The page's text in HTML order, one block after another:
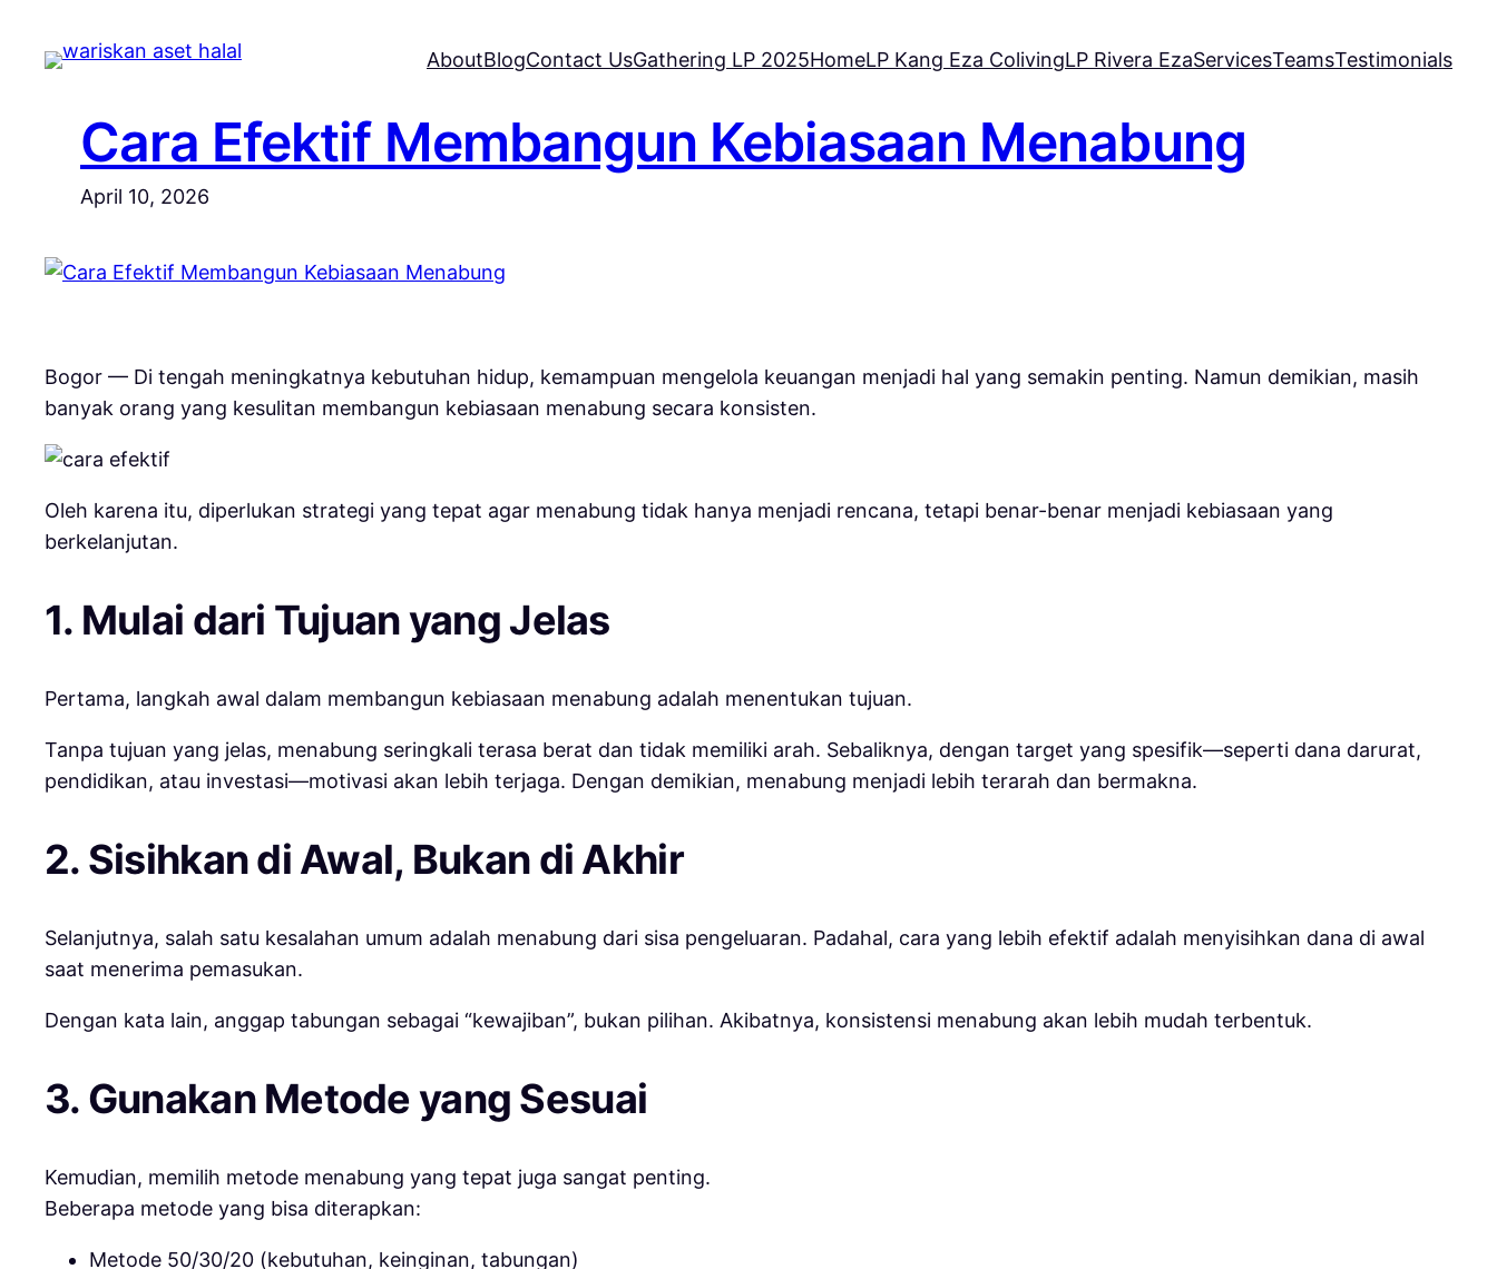
AboutBlogContact UsGathering LP 2025HomeLP Kang Eza ColivingLP Rivera EzaServicesTeamsTestimonials
Cara Efektif Membangun Kebiasaan Menabung
April 10, 2026
Bogor — Di tengah meningkatnya kebutuhan hidup, kemampuan mengelola keuangan menjadi hal yang semakin penting. Namun demikian, masih
banyak orang yang kesulitan membangun kebiasaan menabung secara konsisten.
Oleh karena itu, diperlukan strategi yang tepat agar menabung tidak hanya menjadi rencana, tetapi benar-benar menjadi kebiasaan yang
berkelanjutan.
1. Mulai dari Tujuan yang Jelas
Pertama, langkah awal dalam membangun kebiasaan menabung adalah menentukan tujuan.
Tanpa tujuan yang jelas, menabung seringkali terasa berat dan tidak memiliki arah. Sebaliknya, dengan target yang spesifik—seperti dana darurat,
pendidikan, atau investasi—motivasi akan lebih terjaga. Dengan demikian, menabung menjadi lebih terarah dan bermakna.
2. Sisihkan di Awal, Bukan di Akhir
Selanjutnya, salah satu kesalahan umum adalah menabung dari sisa pengeluaran. Padahal, cara yang lebih efektif adalah menyisihkan dana di awal
saat menerima pemasukan.
Dengan kata lain, anggap tabungan sebagai “kewajiban”, bukan pilihan. Akibatnya, konsistensi menabung akan lebih mudah terbentuk.
3. Gunakan Metode yang Sesuai
Kemudian, memilih metode menabung yang tepat juga sangat penting.
Beberapa metode yang bisa diterapkan:
Metode 50/30/20 (kebutuhan, keinginan, tabungan)